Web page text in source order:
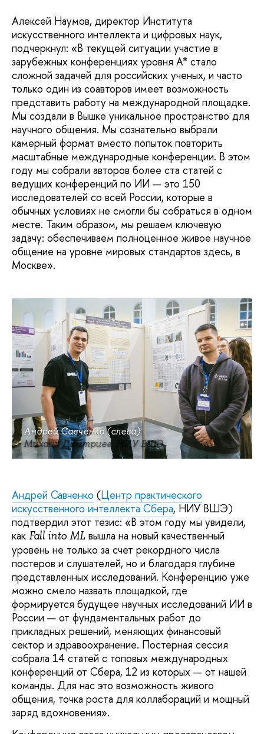
Алексей Наумов, директор Института
искусственного интеллекта и цифровых наук,
подчеркнул: «В текущей ситуации участие в
зарубежных конференциях уровня A* стало
сложной задачей для российских ученых, и часто
только один из соавторов имеет возможность
представить работу на международной площадке.
Мы создали в Вышке уникальное пространство для
научного общения. Мы сознательно выбрали
камерный формат вместо попыток повторить
масштабные международные конференции. В этом
году мы собрали авторов более ста статей с
ведущих конференций по ИИ — это 150
исследователей со всей России, которые в
обычных условиях не смогли бы собраться в одном
месте. Таким образом, мы решаем ключевую
задачу: обеспечиваем полноценное живое научное
общение на уровне мировых стандартов здесь, в
Москве».
Андрей Савченко (слева)
Михаил Дмитриев, НИУ ВШЭ
Андрей Савченко (Центр практического
искусственного интеллекта Сбера, НИУ ВШЭ)
подтвердил этот тезис: «В этом году мы увидели,
как Fall into ML вышла на новый качественный
уровень не только за счет рекордного числа
постеров и слушателей, но и благодаря глубине
представленных исследований. Конференцию уже
можно смело назвать площадкой, где
формируется будущее научных исследований ИИ в
России — от фундаментальных работ до
прикладных решений, меняющих финансовый
сектор и здравоохранение. Постерная сессия
собрала 14 статей с топовых международных
конференций от Сбера, 12 из которых — от нашей
команды. Для нас это возможность живого
общения, точка роста для коллабораций и мощный
заряд вдохновения».